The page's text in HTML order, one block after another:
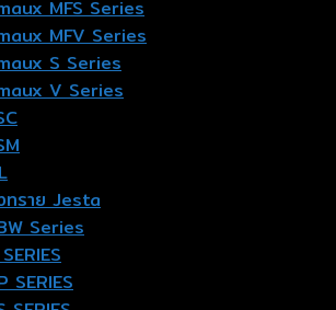
MFS Series
MFV Series
S Series
V Series
ทราย Jesta
Series
SERIES